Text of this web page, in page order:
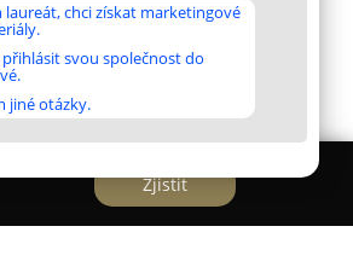
laureát, chci získat marketingové
přihlásit svou společnost do
jiné otázky.
Zjistit